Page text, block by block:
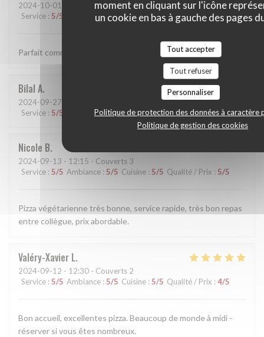
moment en cliquant sur l'icône
un cookie en bas à gauche des pages
Tout accepter
Tout refuser
Personnaliser
Politique de protection des données à caractère
Politique de gestion des cookies
2024-10-01 - 12:15 - Couverts 6
Service : 5/5 Ambiance: 5/5 Cuisine: 4/5 Qualité / Prix:5/5
Parfait comme d’habitude tant culinairement que par l’accueil
Bilal A
2024-09-27
Service : 5/5 Ambiance:4/5 Cuisine: 5/5 Qualité / Prix:5/5
Nicole B
2024-09-13 - 12:15 - Couverts 3
Service : 5/5 Ambiance : 5/5 Cuisine : 5/5 Qualité / Prix : 5/5
Pizza végétarienne très bonne, service rapide, très bon repas
entre collègue, prix abordable.
Valéry-Xavier L
2024-09-12 - 12:30 - Couverts 2
Service : 5/5 Ambiance :5/5 Cuisine : 5/5 Qualité / Prix : 4/5
Bon accueil, excellentes pizza. Beaucoup de monde à midi -
réserver si vous êtes nombreux.